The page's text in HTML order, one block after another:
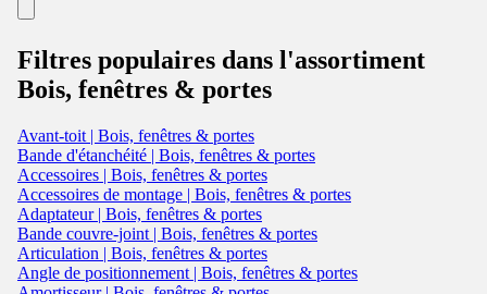
Filtres populaires dans l'assortiment
Bois, fenêtres & portes
Avant-toit | Bois, fenêtres & portes
Bande d'étanchéité | Bois, fenêtres & portes
Accessoires | Bois, fenêtres & portes
Accessoires de montage | Bois, fenêtres & portes
Adaptateur | Bois, fenêtres & portes
Bande couvre-joint | Bois, fenêtres & portes
Articulation | Bois, fenêtres & portes
Angle de positionnement | Bois, fenêtres & portes